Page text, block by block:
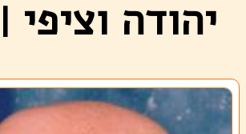
יהודה וציפי |